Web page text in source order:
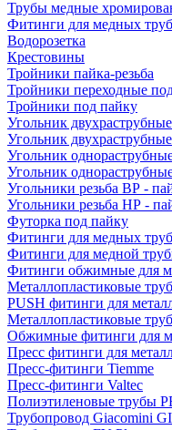
Трубы медные
Фитинги для медных
Водорозетка
Крестовины
Тройники пайка-резьба
Тройники переходные
Тройники под пайку
Угольник
Угольник
Угольник
Угольник
Угольники резьба ВР -
Угольники резьба НР -
Футорка под пайку
Фитинги для медных
Фитинги для медной
Фитинги обжимные для
Металлопластиковые
PUSH фитинги для
Металлопластиковые
Обжимные фитинги для
Пресс фитинги для
Пресс-фитинги Tiemme
Пресс-фитинги Valtec
Полиэтиленовые трубы
Трубопровод Giacomini